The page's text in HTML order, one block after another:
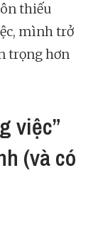
thiếu
mình trở
trọng hơn
việc”
(và có